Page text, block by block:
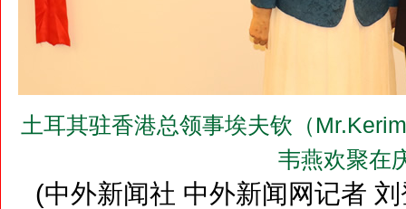
土耳其驻香港总领事埃夫钦（
韦燕欢聚在
(中外新闻社 中外新闻网记者